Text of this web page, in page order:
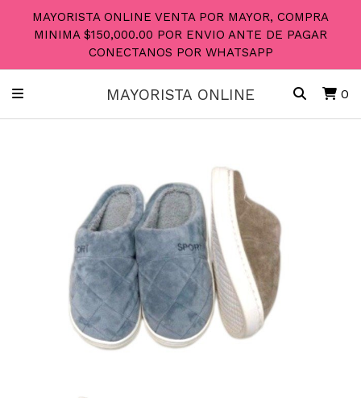
MAYORISTA ONLINE VENTA POR MAYOR, COMPRA
MINIMA $150,000.00 POR ENVIO ANTE DE PAGAR
CONECTANOS POR WHATSAPP
MAYORISTA ONLINE 0